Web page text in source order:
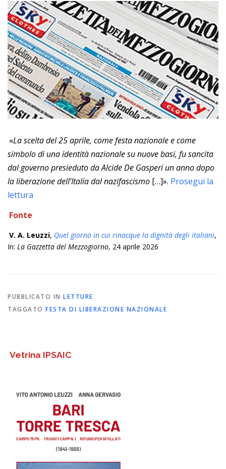
«La scelta del 25 aprile, come festa nazionale e come
simbolo di una identità nazionale su nuove basi, fu sancita
dal governo presieduto da Alcide De Gasperi un anno dopo
la liberazione dell’Italia dal nazifascismo […]». Prosegui la
lettura
Fonte
V. A. Leuzzi, Quel giorno in cui rinacque la dignità degli italiani,
In: La Gazzetta del Mezzogiorno, 24 aprile 2026
PUBBLICATO IN LETTURE
TAGGATO FESTA DI LIBERAZIONE NAZIONALE
Vetrina IPSAIC